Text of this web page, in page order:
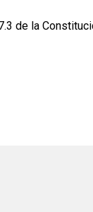
de la